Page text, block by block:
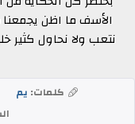
الأسف ما اظن يجمعنا
نتعب ولا نحاول كثير
كلمات: يم